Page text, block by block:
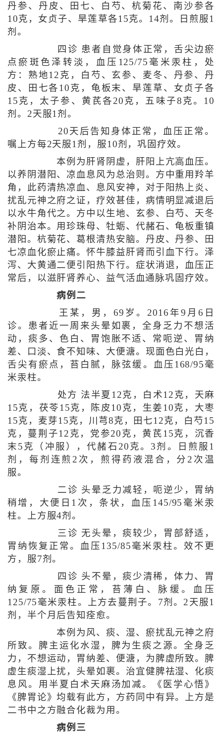
丹参、丹皮、田七、白芍、杭菊花、南沙参各
10克，女贞子、旱莲草各15克。14剂。日煎服1
剂。
四诊 患者自觉身体正常，舌尖边瘀
点瘀斑色泽转淡，血压125/75毫米汞柱，处
方：熟地12克，白芍、玄参、麦冬、丹参、丹
皮、田七各10克，龟板末、旱莲草、女贞子各
15克，太子参、黄芪各20克，五味子8克。10
剂。2天服1剂。
20天后告知身体正常，血压正常。
嘱上方每2天服1剂，服10剂，巩固疗效。
本例为肝肾阴虚，肝阳上亢高血压。
以养阴潜阳、凉血息风为总治则。方中重用羚羊
角，此药清热凉血、息风安神，对于阳热上炎、
扰乱元神之府之证，疗效甚佳，病情明显减退后
以水牛角代之。方中以生地、玄参、白芍、天冬
补阴治本。用珍珠母、牡蛎、代赭石、龟板重镇
潜阳。杭菊花、葛根清热安脑。丹皮、丹参、田
七凉血化瘀止痛。怀牛膝益肝肾而引血下行。泽
泻、大黄通二便引阳热下行。症状消退，血压正
常后，以滋肝肾养心、益气活血通脉巩固疗效。
病例二
王某，男，69岁。2016年9月6日
诊。患者近一周来头晕如裹，全身乏力不想活
动，痰多、色白、胃饱胀不适、常呃逆、胃纳
差、口淡、食不知味、大便溏。现面色白光白，
舌尖有瘀点，苔白腻，脉弦缓。血压168/95毫
米汞柱。
处方 法半夏12克，白术12克，天麻
15克，茯苓15克，陈皮10克，生姜10克，大枣
15克，麦芽15克，川芎8克，田七12克，白芍15
克，蔓荆子12克，党参20克，黄芪15克，沉香
末5克（冲服），代赭石20克。3剂。日煎服1
剂，每剂连煎2次，煎得药液混合，分2次温
服。
二诊 头晕乏力减轻，呃逆少，胃纳
稍增，大便日1次，条状，血压145/95毫米汞
柱。上方服4剂。
三诊 无头晕，痰较少，胃部舒适，
胃纳恢复正常。血压135/85毫米汞柱。效不更
方，服7剂。
四诊 头不晕，痰少清稀，体力、胃
纳复原。面色正常，苔薄白、脉缓。血压
125/75毫米汞柱。上方去蔓荆子。7剂。2天服1
剂，半个月后告知痊愈。
本例为风、痰、湿、瘀扰乱元神之府
所致。脾主运化水湿，脾为生痰之源。全身乏
力，不想运动，胃纳差、便溏，为脾虚所致。脾
虚生痰湿上扰，头晕如裹。治宜健脾祛湿、化痰
息风。用半夏白术天麻汤加减。《医学心悟》
《脾胃论》均载有此方，方药同中有异。上方是
二书中之方融合化裁为用。
病例三